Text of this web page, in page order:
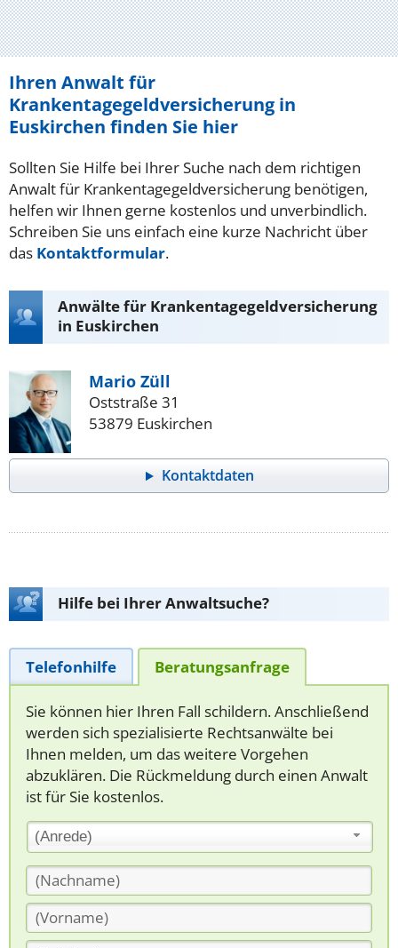
Ihren Anwalt für
Krankentagegeldversicherung in
Euskirchen finden Sie hier
Sollten Sie Hilfe bei Ihrer Suche nach dem richtigen
Anwalt für Krankentagegeldversicherung benötigen,
helfen wir Ihnen gerne kostenlos und unverbindlich.
Schreiben Sie uns einfach eine kurze Nachricht über
das Kontaktformular.
Anwälte für Krankentagegeldversicherung
in Euskirchen
Mario Züll
Oststraße 31
53879 Euskirchen
Kontaktdaten
Hilfe bei Ihrer Anwaltsuche?
Telefonhilfe Beratungsanfrage
Sie können hier Ihren Fall schildern. Anschließend
werden sich spezialisierte Rechtsanwälte bei
Ihnen melden, um das weitere Vorgehen
abzuklären. Die Rückmeldung durch einen Anwalt
ist für Sie kostenlos.
(Anrede)